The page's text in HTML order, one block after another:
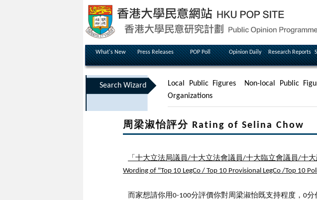
What's New Press Releases POP Poll Opinion Daily Research Reports
Search Wizard Local Public Figures Non-local Public
Organizations
周梁淑怡評分 Rating of Selina Chow
「十大立法局議員/十大立法會議員/十大臨立會議員/十
Wording of "Top 10 LegCo / Top 10 Provisional LegCo /Top 10
而家想請你用0-100分評價你對周梁淑怡既支持程度，0